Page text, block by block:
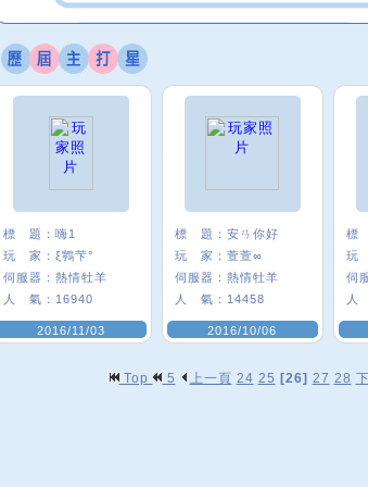
標 題： 嗨1
玩 家： ξ鸋芐°
伺服器： 熱情牡羊
人 氣： 16940
2016/11/03
標 題： 安ㄢ你好
玩 家： 萱萱∞
伺服器： 熱情牡羊
人 氣： 14458
2016/10/06
標
玩
伺
人
Top 5 上一頁 24 25 [26] 27 28